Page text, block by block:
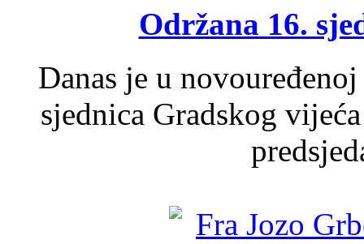
Održana 16.
Danas je u
sjednica Gradskog